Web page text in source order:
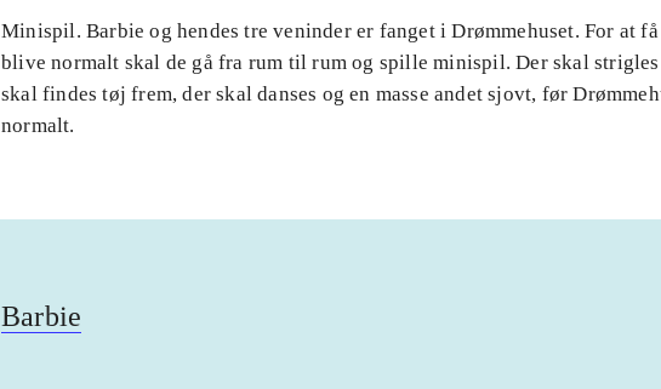
Minispil. Barbie og hendes tre veninder er fanget i Drømmehuset. For at
blive normalt skal de gå fra rum til rum og spille minispil. Der skal
skal findes tøj frem, der skal danses og en masse andet sjovt, før
normalt.
Barbie